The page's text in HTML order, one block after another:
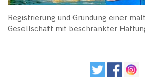
Registrierung und Gründung einer
Gesellschaft mit beschränkter